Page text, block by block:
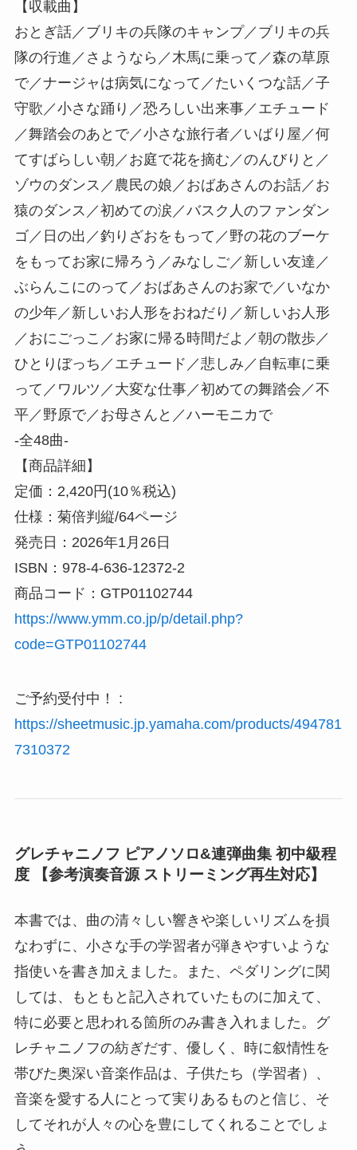
【収載曲】
おとぎ話／ブリキの兵隊のキャンプ／ブリキの兵
隊の行進／さようなら／木馬に乗って／森の草原
で／ナージャは病気になって／たいくつな話／子
守歌／小さな踊り／恐ろしい出来事／エチュード
／舞踏会のあとで／小さな旅行者／いばり屋／何
てすばらしい朝／お庭で花を摘む／のんびりと／
ゾウのダンス／農民の娘／おばあさんのお話／お
猿のダンス／初めての涙／バスク人のファンダン
ゴ／日の出／釣りざおをもって／野の花のブーケ
をもってお家に帰ろう／みなしご／新しい友達／
ぶらんこにのって／おばあさんのお家で／いなか
の少年／新しいお人形をおねだり／新しいお人形
／おにごっこ／お家に帰る時間だよ／朝の散歩／
ひとりぼっち／エチュード／悲しみ／自転車に乗
って／ワルツ／大変な仕事／初めての舞踏会／不
平／野原で／お母さんと／ハーモニカで
-全48曲-
【商品詳細】
定価：2,420円(10％税込)
仕様：菊倍判縦/64ページ
発売日：2026年1月26日
ISBN：978-4-636-12372-2
商品コード：GTP01102744
https://www.ymm.co.jp/p/detail.php?
code=GTP01102744
ご予約受付中！ :
https://sheetmusic.jp.yamaha.com/products/494781
7310372
グレチャニノフ ピアノソロ&連弾曲集 初中級程
度 【参考演奏音源 ストリーミング再生対応】
本書では、曲の清々しい響きや楽しいリズムを損
なわずに、小さな手の学習者が弾きやすいような
指使いを書き加えました。また、ペダリングに関
しては、もともと記入されていたものに加えて、
特に必要と思われる箇所のみ書き入れました。グ
レチャニノフの紡ぎだす、優しく、時に叙情性を
帯びた奥深い音楽作品は、子供たち（学習者）、
音楽を愛する人にとって実りあるものと信じ、そ
してそれが人々の心を豊にしてくれることでしょ